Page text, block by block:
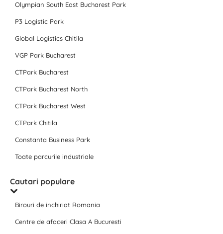
Olympian South East Bucharest Park
P3 Logistic Park
Global Logistics Chitila
VGP Park Bucharest
CTPark Bucharest
CTPark Bucharest North
CTPark Bucharest West
CTPark Chitila
Constanta Business Park
Toate parcurile industriale
Cautari populare
Birouri de inchiriat Romania
Centre de afaceri Clasa A Bucuresti